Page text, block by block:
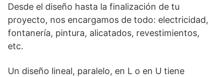
Desde el diseño hasta la finalización de tu
proyecto, nos encargamos de todo: electricidad,
fontanería, pintura, alicatados, revestimientos,
etc.
Un diseño lineal, paralelo, en L o en U tiene